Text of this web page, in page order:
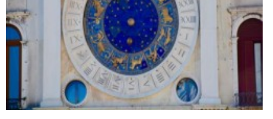
سياحة
وسفر
ديكور
أخبار
إعلام